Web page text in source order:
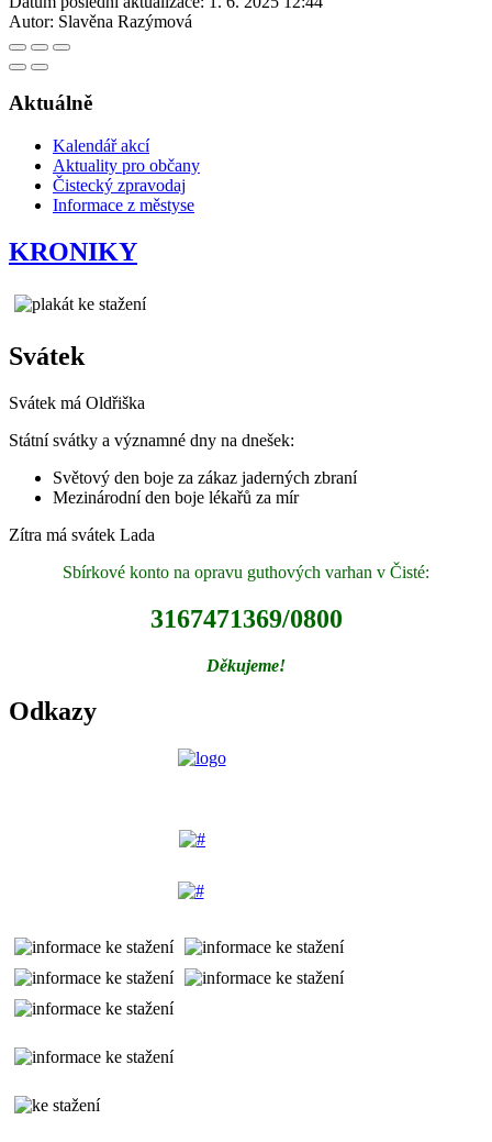
Autor: Slavěna Razýmová
Aktuálně
Kalendář akcí
Aktuality pro občany
Čistecký zpravodaj
Informace z městyse
KRONIKY
Svátek
Svátek má Oldřiška
Státní svátky a významné dny na dnešek:
Světový den boje za zákaz jaderných zbraní
Mezinárodní den boje lékařů za mír
Zítra má svátek Lada
Sbírkové konto na opravu guthových varhan v Čisté:
3167471369/0800
Děkujeme!
Odkazy